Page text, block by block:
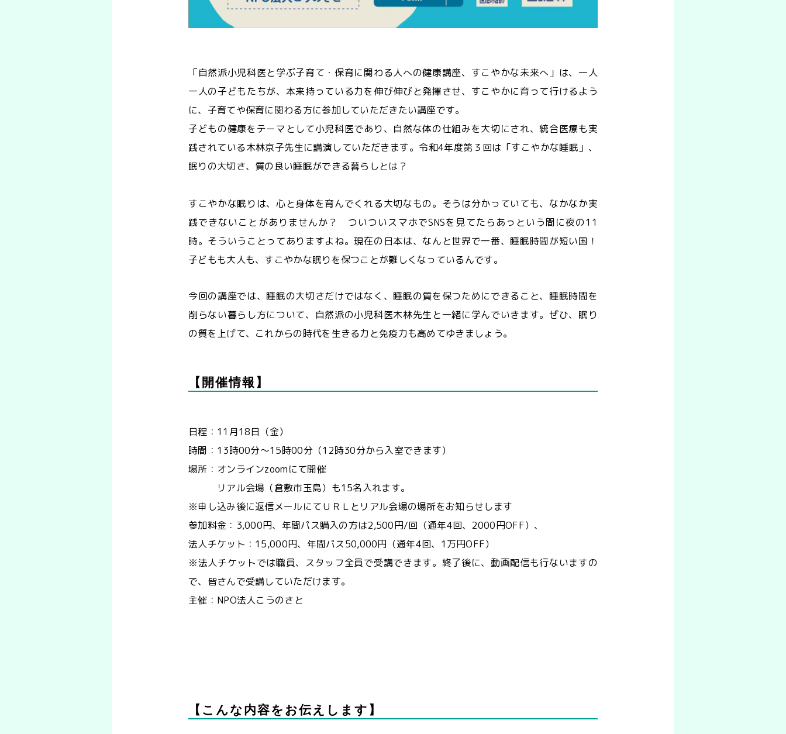
「自然派小児科医と学ぶ子育て・保育に関わる人への健康講座、すこやかな未来へ」は、一人
一人の子どもたちが、本来持っている力を伸び伸びと発揮させ、すこやかに育って行けるよう
に、子育てや保育に関わる方に参加していただきたい講座です。
子どもの健康をテーマとして小児科医であり、自然な体の仕組みを大切にされ、統合医療も実
践されている木林京子先生に講演していただきます。令和4年度第３回は「すこやかな睡眠」、
眠りの大切さ、質の良い睡眠ができる暮らしとは？
すこやかな眠りは、心と身体を育んでくれる大切なもの。そうは分かっていても、なかなか実
践できないことがありませんか？ ついついスマホでSNSを見てたらあっという間に夜の11
時。そういうことってありますよね。現在の日本は、なんと世界で一番、睡眠時間が短い国！
子どもも大人も、すこやかな眠りを保つことが難しくなっているんです。
今回の講座では、睡眠の大切さだけではなく、睡眠の質を保つためにできること、睡眠時間を
削らない暮らし方について、自然派の小児科医木林先生と一緒に学んでいきます。ぜひ、眠り
の質を上げて、これからの時代を生きる力と免疫力も高めてゆきましょう。
【開催情報】
日程：11月18日（金）
時間：13時00分～15時00分（12時30分から入室できます）
場所：オンラインzoomにて開催
リアル会場（倉敷市玉島）も15名入れます。
※申し込み後に返信メールにてＵＲＬとリアル会場の場所をお知らせします
参加料金：3,000円、年間パス購入の方は2,500円/回（通年4回、2000円OFF）、
法人チケット：15,000円、年間パス50,000円（通年4回、1万円OFF）
※法人チケットでは職員、スタッフ全員で受講できます。終了後に、動画配信も行ないますの
で、皆さんで受講していただけます。
主催：NPO法人こうのさと
【こんな内容をお伝えします】